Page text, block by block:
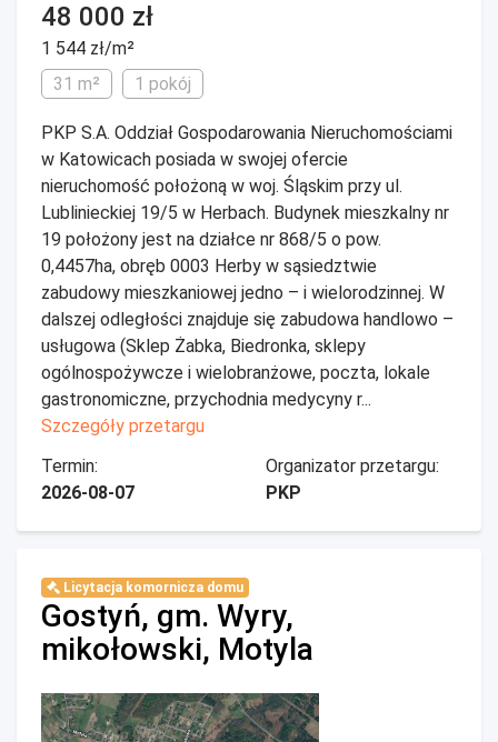
48 000 zł
1 544 zł/m²
31 m²
1 pokój
PKP S.A. Oddział Gospodarowania Nieruchomościami
w Katowicach posiada w swojej ofercie
nieruchomość położoną w woj. Śląskim przy ul.
Lublinieckiej 19/5 w Herbach. Budynek mieszkalny nr
19 położony jest na działce nr 868/5 o pow.
0,4457ha, obręb 0003 Herby w sąsiedztwie
zabudowy mieszkaniowej jedno – i wielorodzinnej. W
dalszej odległości znajduje się zabudowa handlowo –
usługowa (Sklep Żabka, Biedronka, sklepy
ogólnospożywcze i wielobranżowe, poczta, lokale
gastronomiczne, przychodnia medycyny r...
Szczegóły przetargu
Termin:
2026-08-07
Organizator przetargu:
PKP
Licytacja komornicza domu
Gostyń, gm. Wyry,
mikołowski, Motyla